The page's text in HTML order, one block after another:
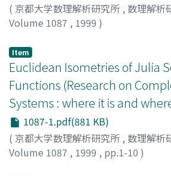
( 京都大学数理解析研究所 , 数理解析
Volume 1087 , 1999 )
Item
Euclidean Isometries of Julia
Functions (Research on
Systems : where it is and
1087-1.pdf(881 KB)
( 京都大学数理解析研究所 , 数理解析
Volume 1087 , 1999 , pp.1-10 )